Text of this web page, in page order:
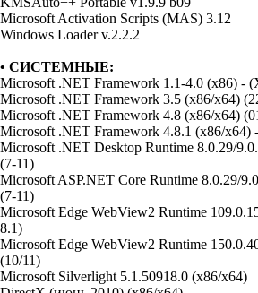
Microsoft Activation Scripts (MAS) 3.12
Windows Loader v.2.2.2
• СИСТЕМНЫЕ:
Microsoft .NET Framework 1.1-4.0 (x86) -
Microsoft .NET Framework 3.5 (x86/x64)
Microsoft .NET Framework 4.8 (x86/x64)
Microsoft .NET Framework 4.8.1 (x86/x64)
Microsoft .NET Desktop Runtime 8.0.29/
(7-11)
Microsoft ASP.NET Core Runtime 8.0.29/
(7-11)
Microsoft Edge WebView2 Runtime
8.1)
Microsoft Edge WebView2 Runtime
(10/11)
Microsoft Silverlight 5.1.50918.0 (x86/x64)